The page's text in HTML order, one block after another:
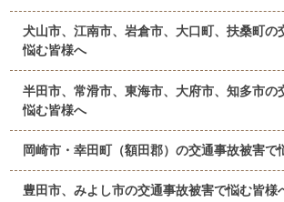
犬山市、江南市、岩倉市、大口町、扶桑町の
悩む皆様へ
半田市、常滑市、東海市、大府市、知多市の
悩む皆様へ
岡崎市・幸田町（額田郡）の交通事故被害で
豊田市、みよし市の交通事故被害で悩む皆様